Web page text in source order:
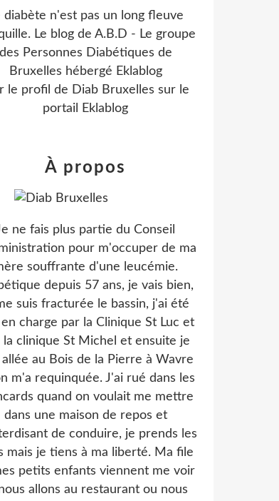
diabète n'est pas un long fleuve
Le blog de A.B.D - Le groupe
des Personnes Diabétiques de
Bruxelles hébergé Eklablog
le profil de Diab Bruxelles sur le
portail Eklablog
À propos
ne fais plus partie du Conseil
pour m'occuper de ma
souffrante d'une leucémie.
depuis 57 ans, je vais bien,
suis fracturée le bassin, j'ai été
charge par la Clinique St Luc et
la clinique St Michel et ensuite je
allée au Bois de la Pierre à Wavre
m'a requinquée. J'ai rué dans les
quand on voulait me mettre
dans une maison de repos et
de conduire, je prends les
mais je tiens à ma liberté. Ma file
petits enfants viennent me voir
allons au restaurant ou nous